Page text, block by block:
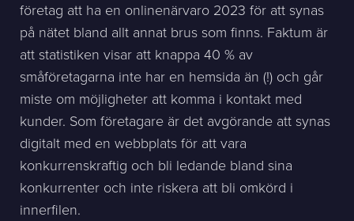
företag att ha en onlinenärvaro 2023 för att synas
på nätet bland allt annat brus som finns. Faktum är
att statistiken visar att knappa 40 % av
småföretagarna inte har en hemsida än (!) och går
miste om möjligheter att komma i kontakt med
kunder. Som företagare är det avgörande att synas
digitalt med en webbplats för att vara
konkurrenskraftig och bli ledande bland sina
konkurrenter och inte riskera att bli omkörd i
innerfilen.